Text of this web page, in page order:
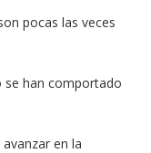
pocas las veces
se han comportado
en la